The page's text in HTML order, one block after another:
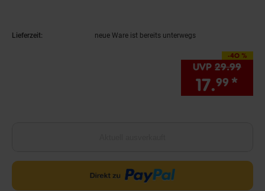
Lieferzeit: neue Ware ist bereits unterwegs
-40 %
Sie Sparen 40
UVP 29.99
17.99 *